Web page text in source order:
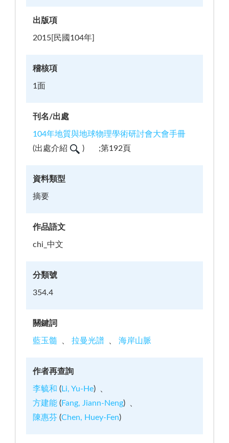
出版項
2015[民國104年]
稽核項
1面
刊名/出處
104年地質與地球物理學術研討會大會手冊
(出處介紹 ) ;第192頁
資料類型
摘要
作品語文
chi_中文
分類號
354.4
關鍵詞
藍玉髓 拉曼光譜 海岸山脈
作者再查詢
李毓和 (Li, Yu-He)
方建能(Fang, Jiann-Neng)
陳惠芬 (Chen, Huey-Fen)